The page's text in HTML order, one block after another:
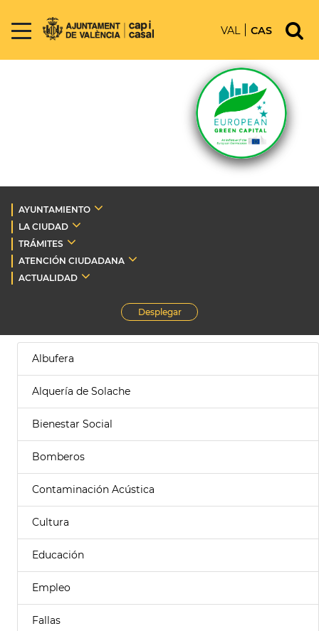
VAL CAS
AYUNTAMIENTO
LA CIUDAD
TRÁMITES
ATENCIÓN CIUDADANA
ACTUALIDAD
Desplegar
Albufera
Alquería de Solache
Bienestar Social
Bomberos
Contaminación Acústica
Cultura
Educación
Empleo
Fallas